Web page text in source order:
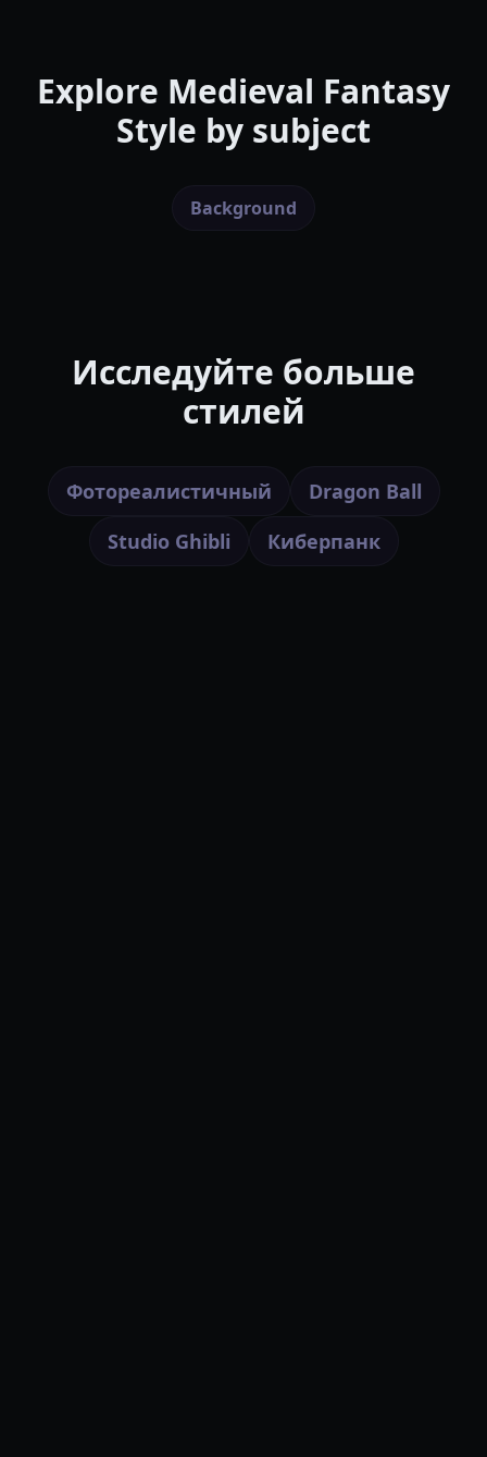
Explore Medieval Fantasy
Style by subject
Background
Исследуйте больше
стилей
Фотореалистичный
Dragon Ball
Studio Ghibli
Киберпанк